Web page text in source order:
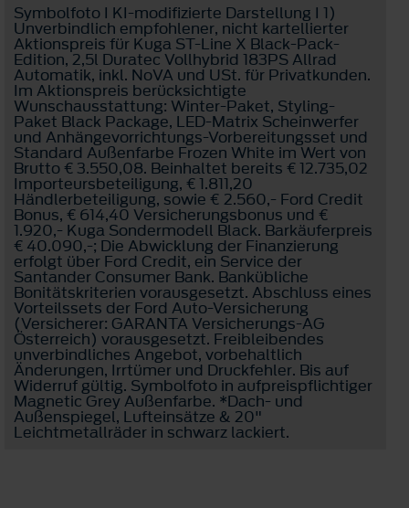
Symbolfoto I KI-modifizierte Darstellung I 1)
Unverbindlich empfohlener, nicht kartellierter
Aktionspreis für Kuga ST-Line X Black-Pack-
Edition, 2,5l Duratec Vollhybrid 183PS Allrad
Automatik, inkl. NoVA und USt. für Privatkunden.
Im Aktionspreis berücksichtigte
Wunschausstattung: Winter-Paket, Styling-
Paket Black Package, LED-Matrix Scheinwerfer
und Anhängevorrichtungs-Vorbereitungsset und
Standard Außenfarbe Frozen White im Wert von
Brutto € 3.550,08. Beinhaltet bereits € 12.735,02
Importeursbeteiligung, € 1.811,20
Händlerbeteiligung, sowie € 2.560,- Ford Credit
Bonus, € 614,40 Versicherungsbonus und €
1.920,- Kuga Sondermodell Black. Barkäuferpreis
€ 40.090,-; Die Abwicklung der Finanzierung
erfolgt über Ford Credit, ein Service der
Santander Consumer Bank. Bankübliche
Bonitätskriterien vorausgesetzt. Abschluss eines
Vorteilssets der Ford Auto-Versicherung
(Versicherer: GARANTA Versicherungs-AG
Österreich) vorausgesetzt. Freibleibendes
unverbindliches Angebot, vorbehaltlich
Änderungen, Irrtümer und Druckfehler. Bis auf
Widerruf gültig. Symbolfoto in aufpreispflichtiger
Magnetic Grey Außenfarbe. *Dach- und
Außenspiegel, Lufteinsätze & 20"
Leichtmetallräder in schwarz lackiert.